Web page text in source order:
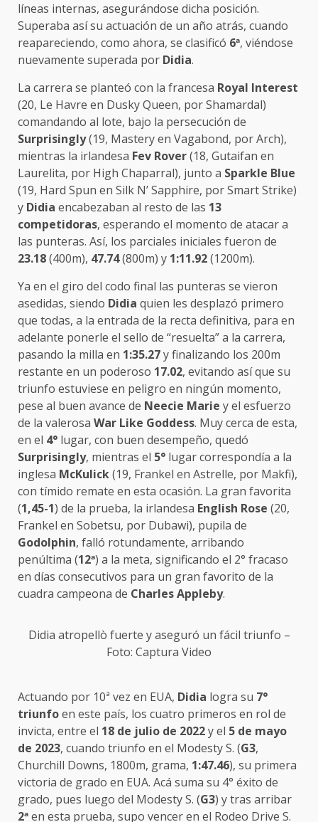
líneas internas, asegurándose dicha posición.
Superaba así su actuación de un año atrás, cuando
reapareciendo, como ahora, se clasificó 6ª, viéndose
nuevamente superada por Didia.
La carrera se planteó con la francesa Royal Interest
(20, Le Havre en Dusky Queen, por Shamardal)
comandando al lote, bajo la persecución de
Surprisingly(19, Mastery en Vagabond, por Arch),
mientras la irlandesa Fev Rover(18, Gutaifan en
Laurelita, por High Chaparral), junto a Sparkle Blue
(19, Hard Spun en Silk N’ Sapphire, por Smart Strike)
y Didia encabezaban al resto de las 13
competidoras, esperando el momento de atacar a
las punteras. Así, los parciales iniciales fueron de
23.18(400m), 47.74(800m) y 1:11.92(1200m).
Ya en el giro del codo final las punteras se vieron
asedidas, siendo Didia quien les desplazó primero
que todas, a la entrada de la recta definitiva, para en
adelante ponerle el sello de “resuelta” a la carrera,
pasando la milla en 1:35.27y finalizando los 200m
restante en un poderoso 17.02, evitando así que su
triunfo estuviese en peligro en ningún momento,
pese al buen avance de Neecie Marie y el esfuerzo
de la valerosa War Like Goddess. Muy cerca de esta,
en el 4° lugar, con buen desempeño, quedó
Surprisingly, mientras el 5° lugar correspondía a la
inglesa McKulick(19, Frankel en Astrelle, por Makfi),
con tímido remate en esta ocasión. La gran favorita
(1,45-1) de la prueba, la irlandesa English Rose (20,
Frankel en Sobetsu, por Dubawi), pupila de
Godolphin, falló rotundamente, arribando
penúltima (12ª) a la meta, significando el 2° fracaso
en días consecutivos para un gran favorito de la
cuadra campeona de Charles Appleby.
Didia atropellò fuerte y aseguró un fácil triunfo –
Foto: Captura Video
Actuando por 10ª vez en EUA, Didia logra su 7°
triunfoen este país, los cuatro primeros en rol de
invicta, entre el 18 de julio de 2022y el 5 de mayo
de 2023, cuando triunfo en el Modesty S. (G3,
Churchill Downs, 1800m, grama, 1:47.46), su primera
victoria de grado en EUA. Acá suma su 4° éxito de
grado, pues luego del Modesty S. (G3) y tras arribar
2ªen esta prueba, supo vencer en el Rodeo Drive S.